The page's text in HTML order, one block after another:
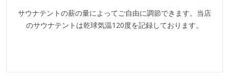
サウナテントの薪の量によってご自由に調節できます。当店
のサウナテントは乾球気温120度を記録しております。